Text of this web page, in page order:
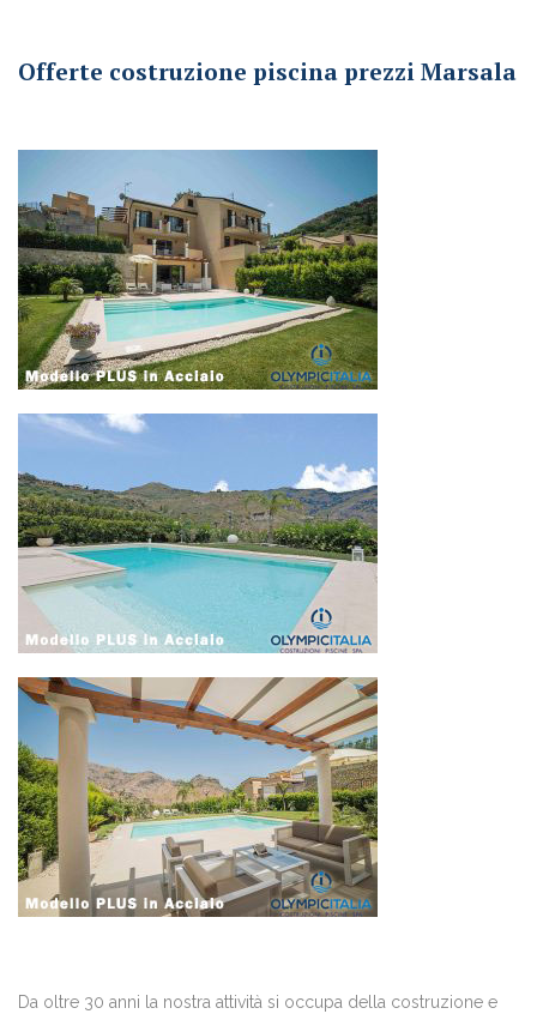
Offerte costruzione piscina prezzi Marsala
Da oltre 30 anni la nostra attività si occupa della costruzione e